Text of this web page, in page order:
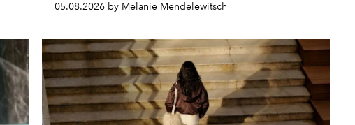
05.08.2026 by Melanie Mendelewitsch